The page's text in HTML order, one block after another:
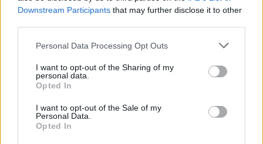
Downstream Participants that may further disclose it to other
Please note that this website/app uses one or more Google
not limited to your visit or usage behaviour. You may click to
grant or deny consent to Google and its third-party tags to
use your data for below specified purposes in below Google
consent section.
Personal Data Processing Opt Outs
I want to opt-out of the Sharing of my
personal data.
Opted In
I want to opt-out of the Sale of my
Personal Data.
Opted In
mindhárom pontot a Várkerti Stadionból.
2026.08.08. |
Hírek